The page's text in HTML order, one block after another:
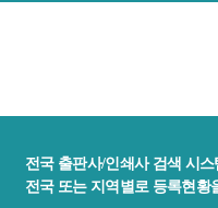
전국 출판사/인쇄사 검색 시
전국 또는 지역별로 등록현황